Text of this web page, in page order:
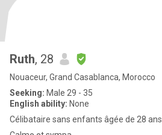
Ruth, 28
Nouaceur, Grand Casablanca, Morocco
Seeking: Male 29 - 35
English ability: None
Célibataire sans enfants âgée de 28 ans